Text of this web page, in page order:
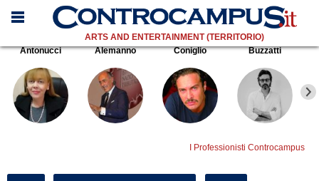
ARTS AND ENTERTAINMENT (TERRITORIO)
Antonucci
Alemanno Coniglio Buzzatti
I Professionisti Controcampus